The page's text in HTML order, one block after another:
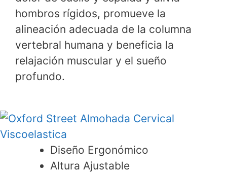
hombros rígidos, promueve la
alineación adecuada de la columna
vertebral humana y beneficia la
relajación muscular y el sueño
profundo.
Diseño Ergonómico
Altura Ajustable